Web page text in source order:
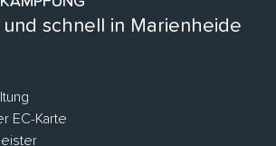
schnell in Marienheide
EC-Karte